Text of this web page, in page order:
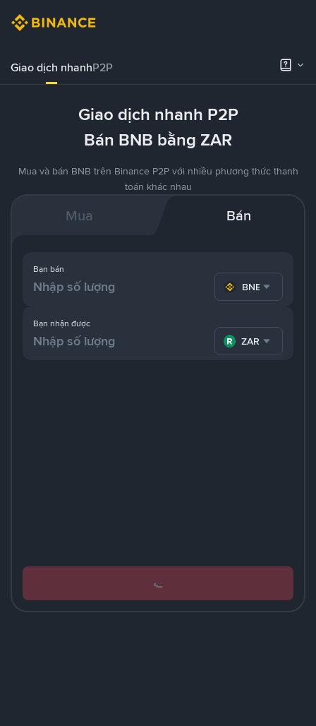
Giao dịch nhanhP2P
Giao dịch nhanh P2P
Bán BNB bằng ZAR
Mua và bán BNB trên Binance P2P với nhiều phương thức thanh
toán khác nhau
Mua Bán
Bạn nhận được
ZAR
Bạn bán
BNB